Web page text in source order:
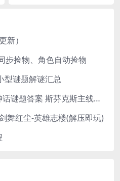
新）
步捡物、角色自动捡物
型谜题解谜汇总
刺客信条奥德赛唤醒神话谜题答案 斯芬克斯主线攻略
舞红尘-英雄志楼(解压即玩)